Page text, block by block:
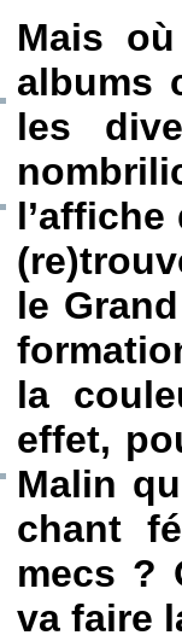
Mais
albums
les
le
la
effet,
Malin
chant
mecs ?
va faire